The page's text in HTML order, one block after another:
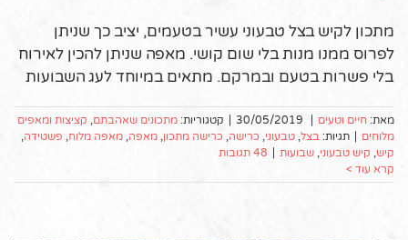
מתכון לקיש בצל טבעוני עשיר בטעמים, יציב כך שניתן
לפרוס ממנו מנות בלי שום קושי. מאפה שניתן להכין לאירוח
בלי פשרות בטעם ובמרקם. מתאים במיוחד לעג השבועות
מאת: חיים וטעים |
30/05/2019
| קטגוריות: מתכונים שאהבתם קציצות ומאפים
מלוחים | תגיות: בצל טבעוני כרישה כרישה מתכון מאפה מאפה מלוח פשטידה
קיש קיש טבעוני שבועות | 48 תגובות
קרא עוד >